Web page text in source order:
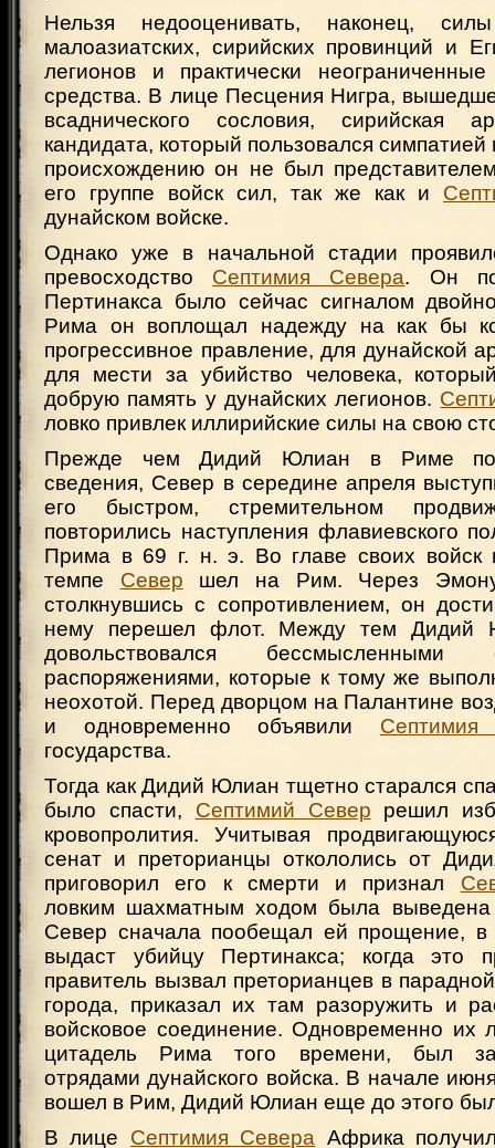
Нельзя недооценивать, наконец,
малоазиатских, сирийских провинций и
легионов и практически неограниченные
средства. В лице Песцения Нигра,
всаднического сословия, сирийская
кандидата, который пользовался
происхождению он не был
его группе войск сил, так же как и
дунайском войске.
Однако уже в начальной стадии
превосходство Септимия Севера. Он
Пертинакса было сейчас сигналом
Рима он воплощал надежду на как бы
прогрессивное правление, для дунайской
для мести за убийство человека,
добрую память у дунайских легионов.
ловко привлек иллирийские силы на свою
Прежде чем Дидий Юлиан в Риме
сведения, Север в середине апреля
его быстром, стремительном
повторились наступления флавиевского
Прима в 69 г. н. э. Во главе своих войск
темпе Север шел на Рим. Через
столкнувшись с сопротивлением, он
нему перешел флот. Между тем Дидий
довольствовался бессмысленными
распоряжениями, которые к тому же
неохотой. Перед дворцом на Палантине
и одновременно объявили
государства.
Тогда как Дидий Юлиан тщетно старался
было спасти, Септимий Север решил
кровопролития. Учитывая
сенат и преторианцы откололись от
приговорил его к смерти и признал
ловким шахматным ходом была выведена
Север сначала пообещал ей прощение, в
выдаст убийцу Пертинакса; когда это
правитель вызвал преторианцев в
города, приказал их там разоружить и
войсковое соединение. Одновременно их
цитадель Рима того времени, был
отрядами дунайского войска. В начале
вошел в Рим, Дидий Юлиан еще до этого
В лице Септимия Севера Африка